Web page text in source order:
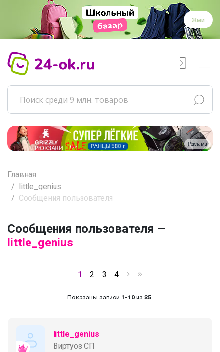
Жми
Реклама
Главная
little_genius
Сообщения пользователя
Сообщения пользователя —
little_genius
1 2 3 4
Показаны записи 1-10 из 35
little_genius
Виртуоз СП